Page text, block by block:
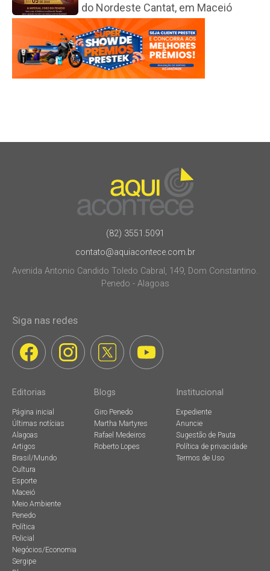
do Nordeste Cantat, em Maceió
(82) 3551.5091
contato@aquiacontece.com.br
Avenida Antonio Candido Toledo Cabral, 149, Dom Constantino.
Penedo - Alagoas
Siga nas redes
Editorias
Página inicial
Últimas notícias
Alagoas
Artigos
Brasil/Mundo
Cultura
Esporte
Maceió
Meio Ambiente
Penedo
Política
Policial
Negócios/Economia
Sergipe
Blogs
Giro Penedo
Martha Martyres
Rafael Medeiros
Roberto Lopes
Institucional
Expediente
Anuncie
Sugestão de Pauta
Política de privacidade
Termos de Uso